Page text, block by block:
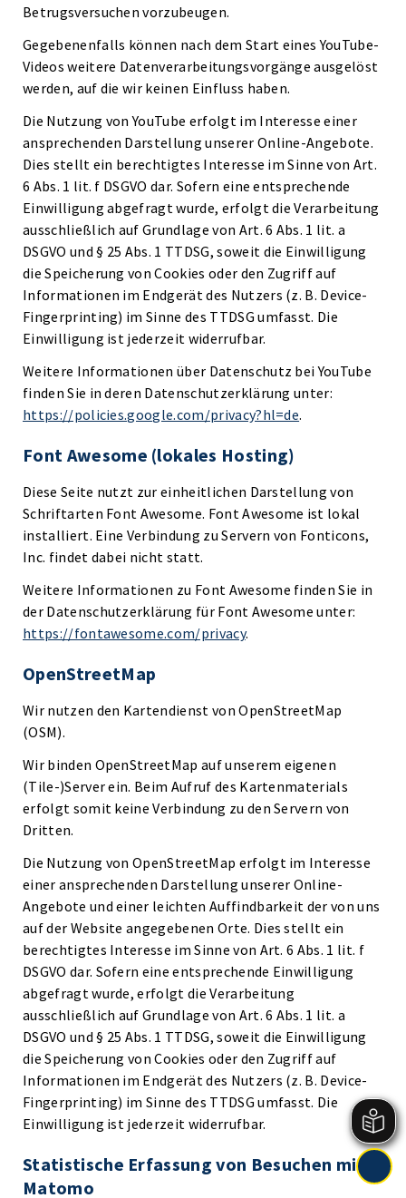
Betrugsversuchen vorzubeugen.
Gegebenenfalls können nach dem Start eines YouTube-
Videos weitere Datenverarbeitungsvorgänge ausgelöst
werden, auf die wir keinen Einfluss haben.
Die Nutzung von YouTube erfolgt im Interesse einer
ansprechenden Darstellung unserer Online-Angebote.
Dies stellt ein berechtigtes Interesse im Sinne von Art.
6 Abs. 1 lit. f DSGVO dar. Sofern eine entsprechende
Einwilligung abgefragt wurde, erfolgt die Verarbeitung
ausschließlich auf Grundlage von Art. 6 Abs. 1 lit. a
DSGVO und § 25 Abs. 1 TTDSG, soweit die Einwilligung
die Speicherung von Cookies oder den Zugriff auf
Informationen im Endgerät des Nutzers (z. B. Device-
Fingerprinting) im Sinne des TTDSG umfasst. Die
Einwilligung ist jederzeit widerrufbar.
Weitere Informationen über Datenschutz bei YouTube
finden Sie in deren Datenschutzerklärung unter:
https://policies.google.com/privacy?hl=de.
Font Awesome (lokales Hosting)
Diese Seite nutzt zur einheitlichen Darstellung von
Schriftarten Font Awesome. Font Awesome ist lokal
installiert. Eine Verbindung zu Servern von Fonticons,
Inc. findet dabei nicht statt.
Weitere Informationen zu Font Awesome finden Sie in
der Datenschutzerklärung für Font Awesome unter:
https://fontawesome.com/privacy.
OpenStreetMap
Wir nutzen den Kartendienst von OpenStreetMap
(OSM).
Wir binden OpenStreetMap auf unserem eigenen
(Tile-)Server ein. Beim Aufruf des Kartenmaterials
erfolgt somit keine Verbindung zu den Servern von
Dritten.
Die Nutzung von OpenStreetMap erfolgt im Interesse
einer ansprechenden Darstellung unserer Online-
Angebote und einer leichten Auffindbarkeit der von uns
auf der Website angegebenen Orte. Dies stellt ein
berechtigtes Interesse im Sinne von Art. 6 Abs. 1 lit. f
DSGVO dar. Sofern eine entsprechende Einwilligung
abgefragt wurde, erfolgt die Verarbeitung
ausschließlich auf Grundlage von Art. 6 Abs. 1 lit. a
DSGVO und § 25 Abs. 1 TTDSG, soweit die Einwilligung
die Speicherung von Cookies oder den Zugriff auf
Informationen im Endgerät des Nutzers (z. B. Device-
Fingerprinting) im Sinne des TTDSG umfasst. Die
Einwilligung ist jederzeit widerrufbar.
Statistische Erfassung von Besuchen mit
Matomo